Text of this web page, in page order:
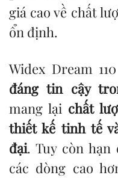
giá cao về chất
ổn định.
Widex Dream
đáng tin cậy
mang lại chất
thiết kế tinh tế
đại. Tuy còn hạn
các dòng cao